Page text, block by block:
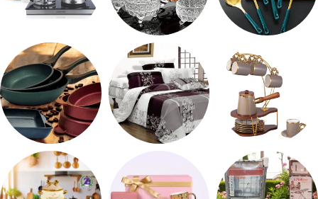
طقم خشاف ادوات كهربائية
طقم قهوه وشاي مقلايه وطاجن